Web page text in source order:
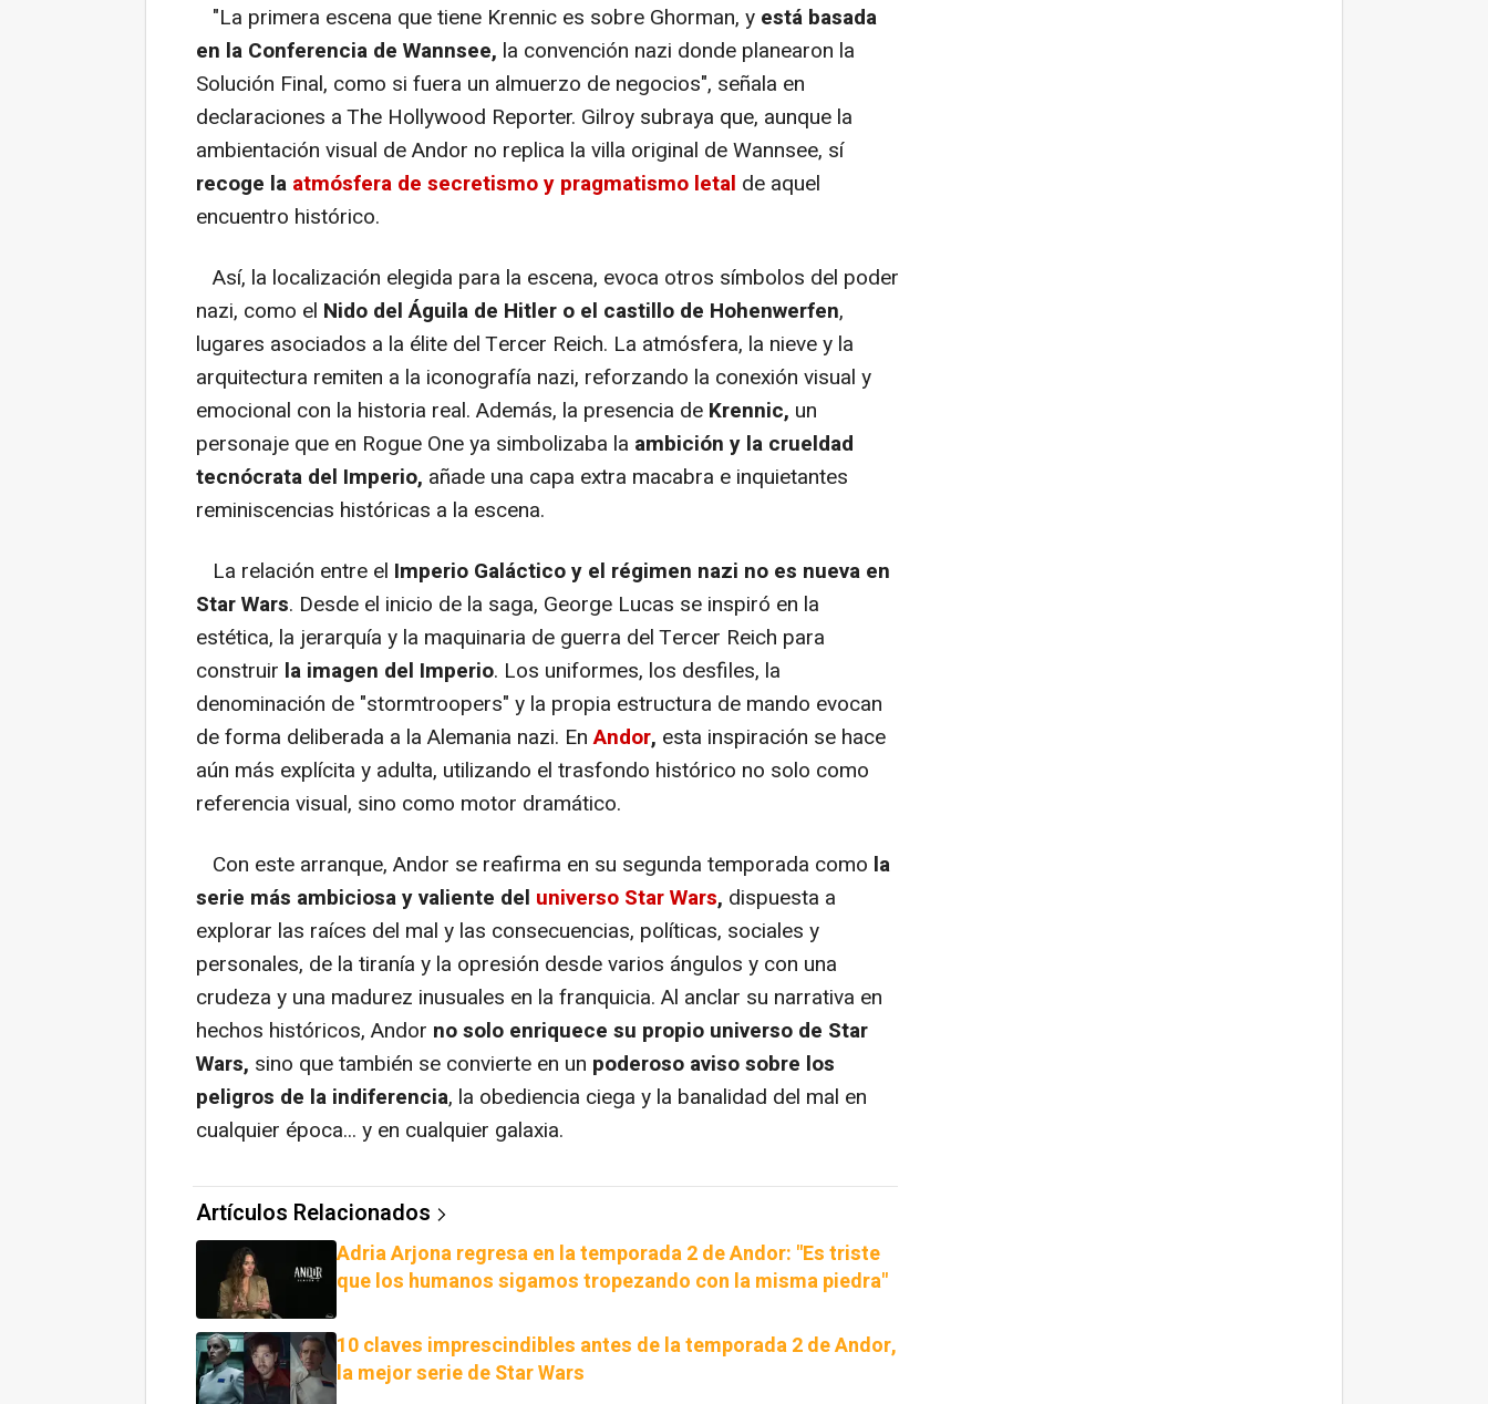
"La primera escena que tiene Krennic es sobre Ghorman, y está basada
en la Conferencia de Wannsee, la convención nazi donde planearon la
Solución Final, como si fuera un almuerzo de negocios", señala en
declaraciones a The Hollywood Reporter. Gilroy subraya que, aunque la
ambientación visual de Andor no replica la villa original de Wannsee, sí
recoge la atmósfera de secretismo y pragmatismo letal de aquel
encuentro histórico.
Así, la localización elegida para la escena, evoca otros símbolos del poder
nazi, como el Nido del Águila de Hitler o el castillo de Hohenwerfen,
lugares asociados a la élite del Tercer Reich. La atmósfera, la nieve y la
arquitectura remiten a la iconografía nazi, reforzando la conexión visual y
emocional con la historia real. Además, la presencia de Krennic, un
personaje que en Rogue One ya simbolizaba la ambición y la crueldad
tecnócrata del Imperio, añade una capa extra macabra e inquietantes
reminiscencias históricas a la escena.
La relación entre el Imperio Galáctico y el régimen nazi no es nueva en
Star Wars. Desde el inicio de la saga, George Lucas se inspiró en la
estética, la jerarquía y la maquinaria de guerra del Tercer Reich para
construir la imagen del Imperio. Los uniformes, los desfiles, la
denominación de "stormtroopers" y la propia estructura de mando evocan
de forma deliberada a la Alemania nazi. En Andor, esta inspiración se hace
aún más explícita y adulta, utilizando el trasfondo histórico no solo como
referencia visual, sino como motor dramático.
Con este arranque, Andor se reafirma en su segunda temporada como la
serie más ambiciosa y valiente del universo Star Wars, dispuesta a
explorar las raíces del mal y las consecuencias, políticas, sociales y
personales, de la tiranía y la opresión desde varios ángulos y con una
crudeza y una madurez inusuales en la franquicia. Al anclar su narrativa en
hechos históricos, Andor no solo enriquece su propio universo de Star
Wars, sino que también se convierte en un poderoso aviso sobre los
peligros de la indiferencia, la obediencia ciega y la banalidad del mal en
cualquier época... y en cualquier galaxia.
Artículos Relacionados
Adria Arjona regresa en la temporada 2 de Andor: "Es triste
que los humanos sigamos tropezando con la misma piedra"
10 claves imprescindibles antes de la temporada 2 de Andor,
la mejor serie de Star Wars